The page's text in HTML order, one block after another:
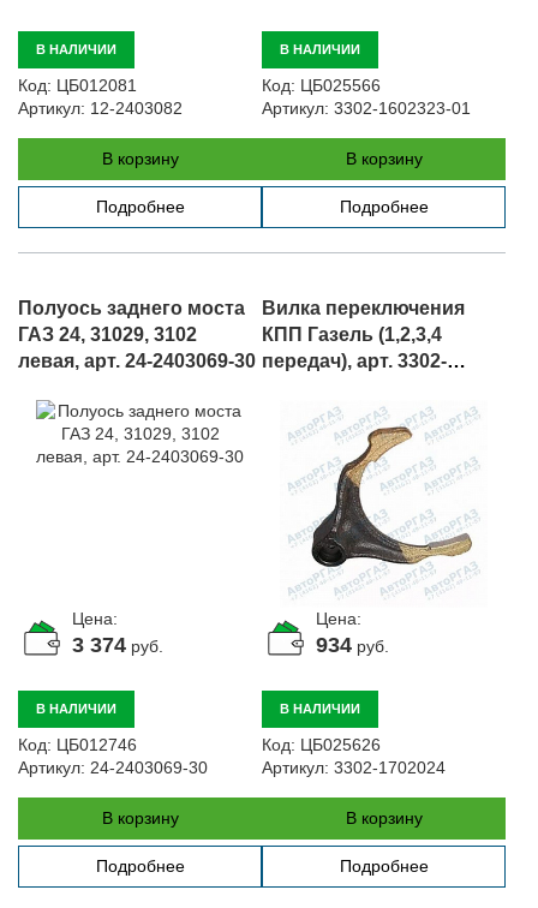
В НАЛИЧИИ
Код: ЦБ012081
Артикул: 12-2403082
В корзину
Подробнее
В НАЛИЧИИ
Код: ЦБ025566
Артикул: 3302-1602323-01
В корзину
Подробнее
Полуось заднего моста
ГАЗ 24, 31029, 3102
левая, арт. 24-2403069-30
Цена:
3 374 руб.
В НАЛИЧИИ
Код: ЦБ012746
Артикул: 24-2403069-30
В корзину
Подробнее
Вилка переключения
КПП Газель (1,2,3,4
передач), арт. 3302-
Цена:
934 руб.
В НАЛИЧИИ
Код: ЦБ025626
Артикул: 3302-1702024
В корзину
Подробнее